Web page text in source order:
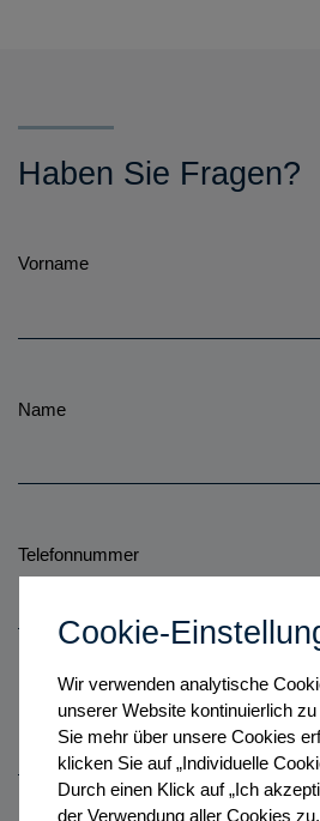
Cookie-
Wir verwenden analytische
unserer Website kontinuierlich
Sie mehr über unsere Cookies
klicken Sie auf „Individuelle
Durch einen Klick auf „Ich
der Verwendung aller Cookies
Haben Sie Fragen?
Vorname
Name
Telefonnummer
E-Mail-Adresse *